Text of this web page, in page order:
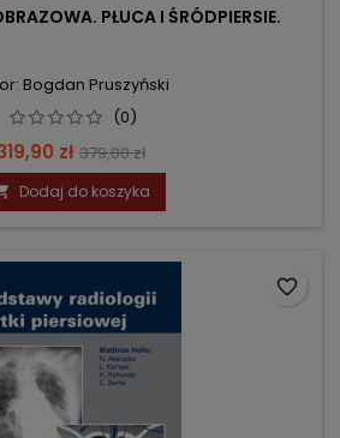
PŁUCA I ŚRÓDPIERSIE.
Bogdan Pruszyński
(0)
zł Cena
podstawowa
379,00 zł
Dodaj do koszyka
favorite_border